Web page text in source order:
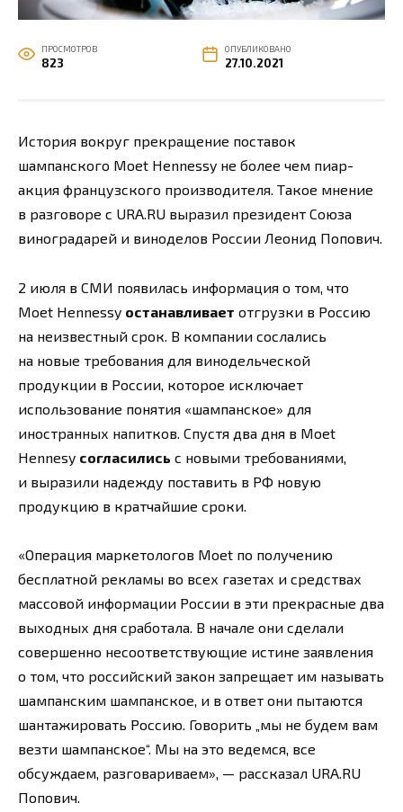
ПРОСМОТРОВ
823
ОПУБЛИКОВАНО
27.10.2021
История вокруг прекращение поставок
шампанского Moet Hennessy не более чем пиар-
акция французского производителя. Такое мнение
в разговоре с URA.RU выразил президент Союза
виноградарей и виноделов России Леонид Попович.
2 июля в СМИ появилась информация о том, что
Moet Hennessy останавливает отгрузки в Россию
на неизвестный срок. В компании сослались
на новые требования для винодельческой
продукции в России, которое исключает
использование понятия «шампанское» для
иностранных напитков. Спустя два дня в Moet
Hennesy согласились с новыми требованиями,
и выразили надежду поставить в РФ новую
продукцию в кратчайшие сроки.
«Операция маркетологов Moet по получению
бесплатной рекламы во всех газетах и средствах
массовой информации России в эти прекрасные два
выходных дня сработала. В начале они сделали
совершенно несоответствующие истине заявления
о том, что российский закон запрещает им называть
шампанским шампанское, и в ответ они пытаются
шантажировать Россию. Говорить „мы не будем вам
везти шампанское“. Мы на это ведемся, все
обсуждаем, разговариваем», — рассказал URA.RU
Попович.